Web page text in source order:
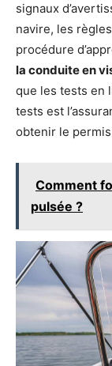
signaux
navire, les
procédure
la conduite en
que les tests en
tests est
obtenir le
Comment
pulsée ?